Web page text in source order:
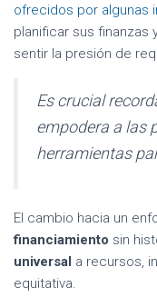
ofrecidos por algunas
planificar sus finanzas
sentir la presión de
Es crucial
empodera a las
herramientas
El cambio hacia un
financiamiento sin
universal a recursos,
equitativa.